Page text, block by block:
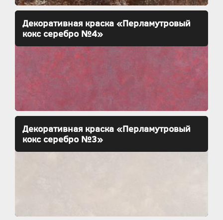
Декоративная краска «Перламутровый
кокс серебро №4»
Декоративная краска «Перламутровый
кокс серебро №3»